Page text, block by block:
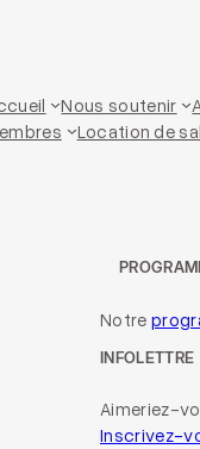
Nous soutenir
Location de
Notre
INFOLETTRE
Aimeriez-
Inscrivez-